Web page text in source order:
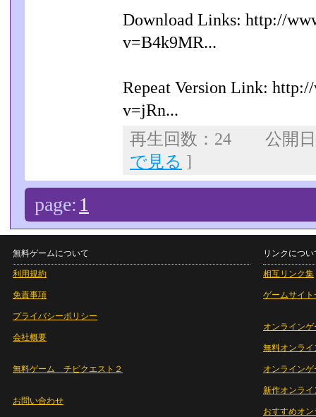
Download Links: http://
v=B4k9MR...
Repeat Version Link:
v=jRn...
再生回数：24 公開
で見る ]
page: 1
無料ゲームについて
利用規約
免責事項
プライバシーポリシー
会社概要
無料ゲーム チビクエスト２
お問い合わせ
リンクについ
相互リンク集
ゲームサイト
オンラインゲ
無料オンライ
オンライン
新作オンライ
おすすめオ